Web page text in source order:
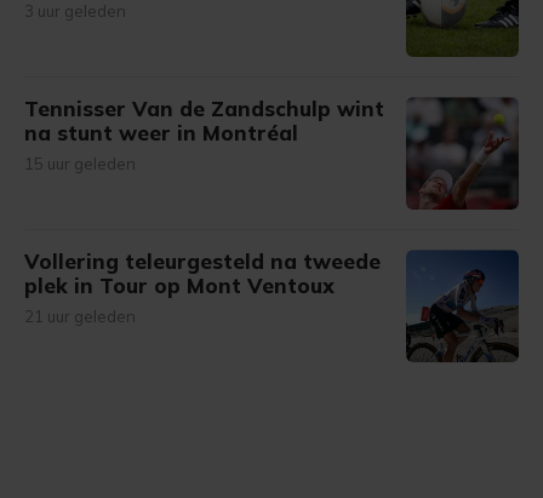
3 uur geleden
Tennisser Van de Zandschulp wint
na stunt weer in Montréal
15 uur geleden
Vollering teleurgesteld na tweede
plek in Tour op Mont Ventoux
21 uur geleden